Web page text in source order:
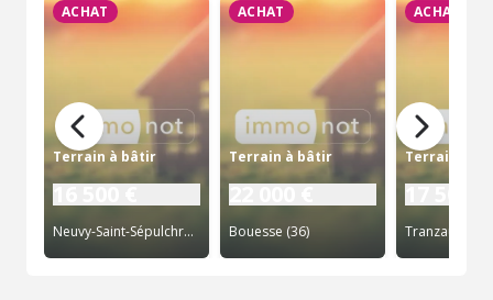
ACHAT
Terrain à bâtir
Neuvy-Saint-Sépulchre (36)
ACHAT
Terrain à bâtir
Bouesse (36)
ACHAT
Terrain à
Tranzault (36)